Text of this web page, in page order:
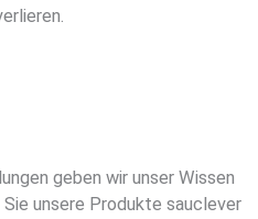
geben wir unser Wissen
unsere Produkte sauclever